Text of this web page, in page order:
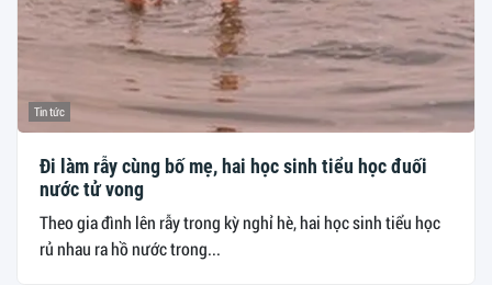
Tin tức
Đi làm rẫy cùng bố mẹ, hai học sinh tiểu học đuối
nước tử vong
Theo gia đình lên rẫy trong kỳ nghỉ hè, hai học sinh tiểu học
rủ nhau ra hồ nước trong...